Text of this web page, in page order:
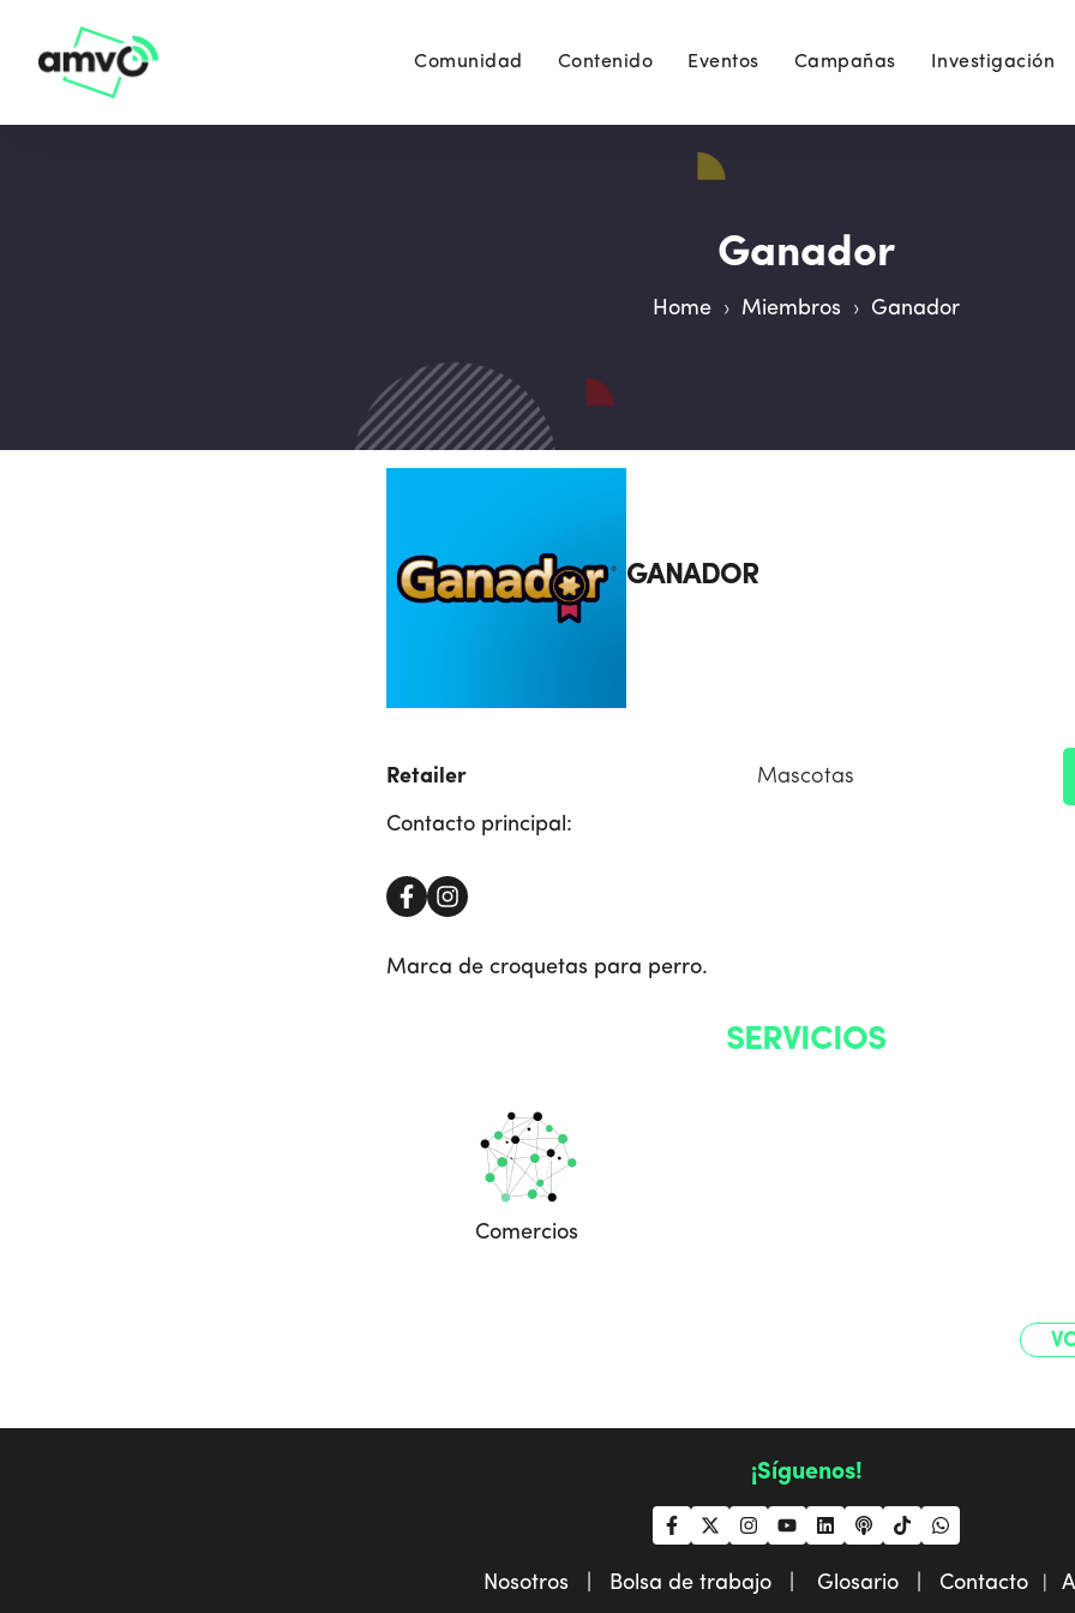
Comunidad Contenido Eventos Campañas Investigación
Ganador
Home › Miembros › Ganador
GANADOR
Retailer Mascotas
Contacto principal:
Marca de croquetas para perro.
SERVICIOS
Comercios
¡Síguenos!
Nosotros | Bolsa de trabajo | Glosario | Contacto|